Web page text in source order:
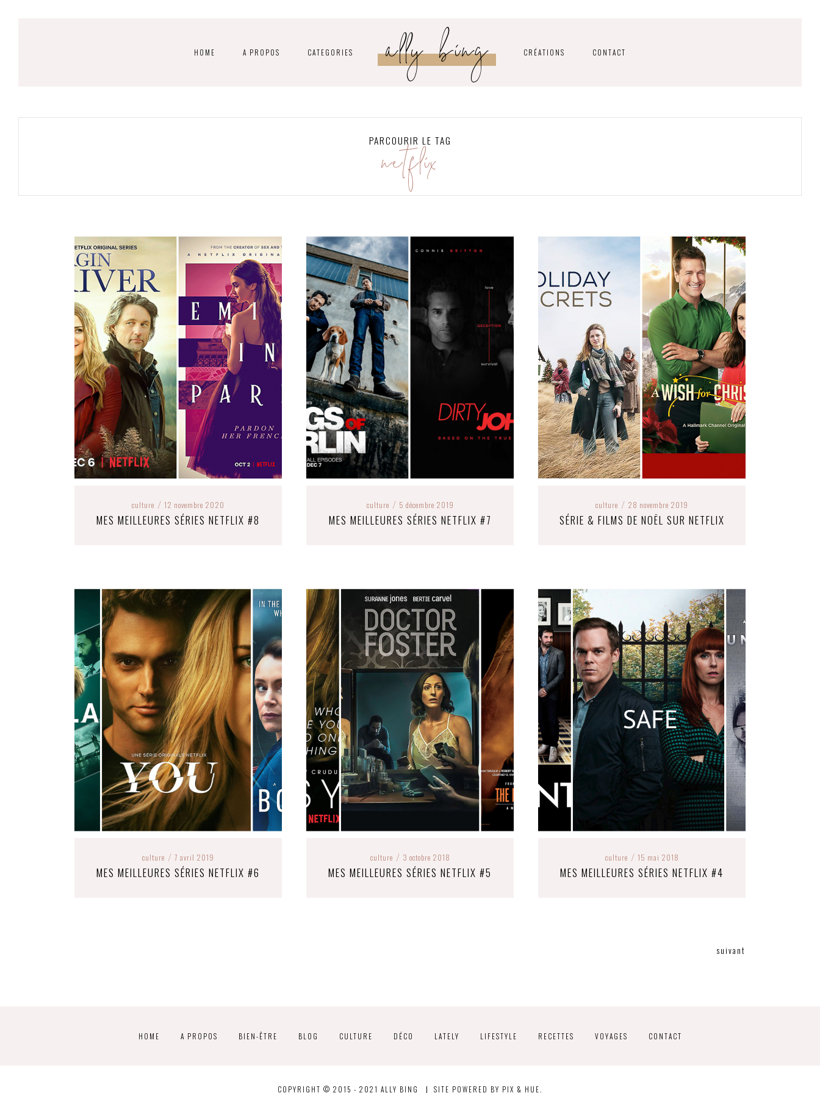
HOME A PROPOS CATEGORIES ally bing CRÉATIONS CONTACT
PARCOURIR LE TAG
netflix
culture / 12 novembre 2020
MES MEILLEURES SÉRIES NETFLIX #8
culture / 5 décembre 2019
MES MEILLEURES SÉRIES NETFLIX #7
culture / 28 novembre 2019
SÉRIE & FILMS DE NOËL SUR NETFLIX
culture / 7 avril 2019
MES MEILLEURES SÉRIES NETFLIX #6
culture / 3 octobre 2018
MES MEILLEURES SÉRIES NETFLIX #5
culture / 15 mai 2018
MES MEILLEURES SÉRIES NETFLIX #4
suivant
HOME A PROPOS BIEN-ÊTRE BLOG CULTURE DÉCO LATELY LIFESTYLE RECETTES VOYAGES CONTACT
COPYRIGHT © 2015 - 2021 ALLY BING SITE POWERED BY PIX & HUE.